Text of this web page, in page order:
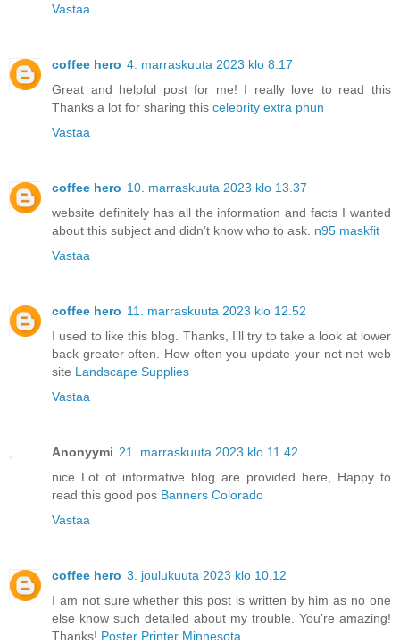
Vastaa
coffee hero 4. marraskuuta 2023 klo 8.17
Great and helpful post for me! I really love to read this
Thanks a lot for sharing this celebrity extra phun
Vastaa
coffee hero 10. marraskuuta 2023 klo 13.37
website definitely has all the information and facts I wanted
about this subject and didn’t know who to ask. n95 maskfit
Vastaa
coffee hero 11. marraskuuta 2023 klo 12.52
I used to like this blog. Thanks, I’ll try to take a look at lower
back greater often. How often you update your net net web
site Landscape Supplies
Vastaa
Anonyymi 21. marraskuuta 2023 klo 11.42
nice Lot of informative blog are provided here, Happy to
read this good pos Banners Colorado
Vastaa
coffee hero 3. joulukuuta 2023 klo 10.12
I am not sure whether this post is written by him as no one
else know such detailed about my trouble. You’re amazing!
Thanks! Poster Printer Minnesota